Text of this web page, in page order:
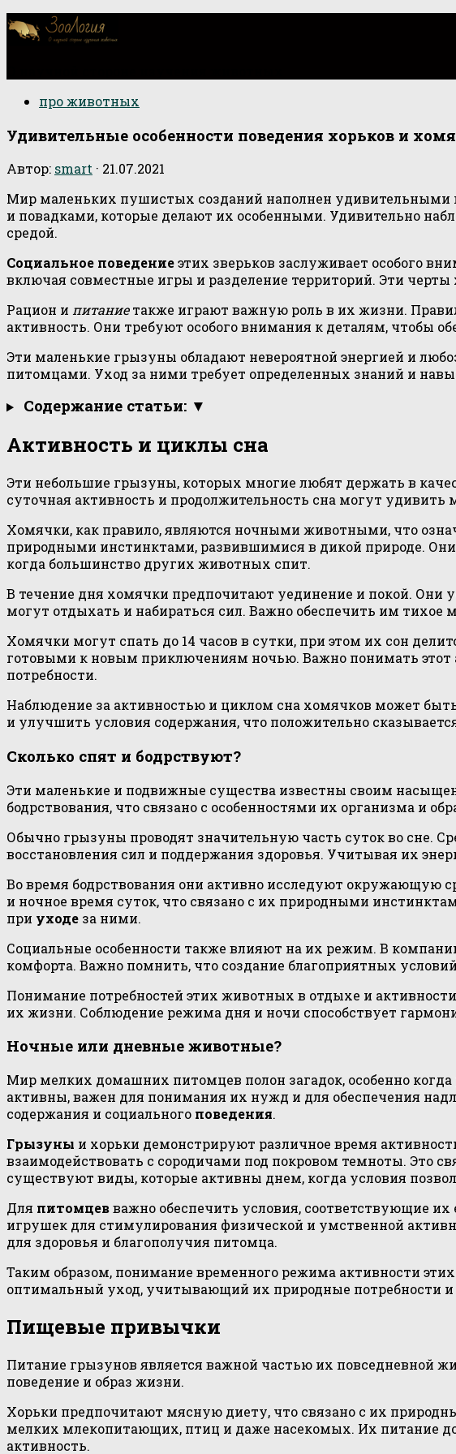
про животных
Удивительные особенности поведения хорьков и
Автор: smart · 21.07.2021
Мир маленьких пушистых созданий наполнен
и повадками, которые делают их особенными. Удивительно
средой.
Социальное поведениеэтих зверьков заслуживает особого
включая совместные игры и разделение территорий. Эти
Рацион и питаниетакже играют важную роль в их жизни.
активность. Они требуют особого внимания к деталям, чтобы
Эти маленькие грызуны обладают невероятной энергией и
питомцами. Уход за ними требует определенных знаний и
Содержание статьи: ▼
Активность и циклы сна
Эти небольшие грызуны, которых многие любят держать в
суточная активность и продолжительность сна могут удивить
Хомячки, как правило, являются ночными животными, что
природными инстинктами, развившимися в дикой природе.
когда большинство других животных спит.
В течение дня хомячки предпочитают уединение и покой. Они
могут отдыхать и набираться сил. Важно обеспечить им
Хомячки могут спать до 14 часов в сутки, при этом их сон
готовыми к новым приключениям ночью. Важно понимать этот
потребности.
Наблюдение за активностью и циклом сна хомячков может
и улучшить условия содержания, что положительно
Сколько спят и бодрствуют?
Эти маленькие и подвижные существа известны своим
бодрствования, что связано с особенностями их организма и
Обычно грызуны проводят значительную часть суток во сне.
восстановления сил и поддержания здоровья. Учитывая их
Во время бодрствования они активно исследуют окружающую
и ночное время суток, что связано с их природными
при уходе за ними.
Социальные особенности также влияют на их режим. В
комфорта. Важно помнить, что создание благоприятных
Понимание потребностей этих животных в отдыхе и
их жизни. Соблюдение режима дня и ночи способствует
Ночные или дневные животные?
Мир мелких домашних питомцев полон загадок, особенно
активны, важен для понимания их нужд и для обеспечения
содержания и социального поведения.
Грызуны и хорьки демонстрируют различное время
взаимодействовать с сородичами под покровом темноты. Это
существуют виды, которые активны днем, когда условия
Для питомцевважно обеспечить условия, соответствующие
игрушек для стимулирования физической и умственной
для здоровья и благополучия питомца.
Таким образом, понимание временного режима активности
оптимальный уход, учитывающий их природные потребности и
Пищевые привычки
Питание грызунов является важной частью их повседневной
поведение и образ жизни.
Хорьки предпочитают мясную диету, что связано с их
мелких млекопитающих, птиц и даже насекомых. Их питание
активность.